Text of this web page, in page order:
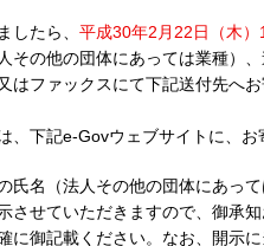
したら、 平成30年2月22日（木）
その他の団体にあっては業種）
はファックスにて下記送付先へ
、下記e-Govウェブサイトに、お
氏名（法人その他の団体にあっ
させていただきますので、御承
に御記載ください。なお、開示